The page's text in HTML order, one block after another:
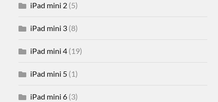
iPad mini 2 (5)
iPad mini 3 (8)
iPad mini 4 (19)
iPad mini 5 (1)
iPad mini 6 (3)